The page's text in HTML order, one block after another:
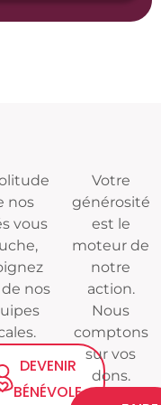
nos
vous
nos
DEVENIR
BÉNÉVOLE
Votre
générosité
est le
moteur de
notre
action.
Nous
comptons
sur vos
dons.